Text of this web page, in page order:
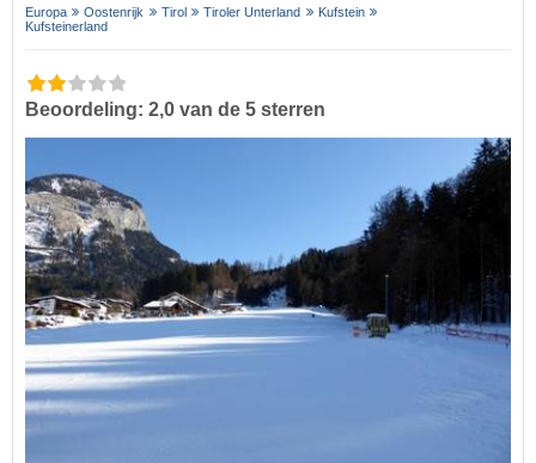
Europa Oostenrijk Tirol Tiroler Unterland
Kufstein
Kufsteinerland
Beoordeling: 2,0 van de 5 sterren